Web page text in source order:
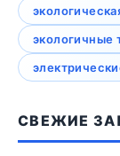
экологичные
СВЕЖИЕ